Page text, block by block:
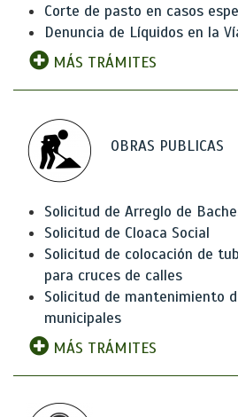
Corte de pasto en casos
Denuncia de Líquidos en la
MÁS TRÁMITES
OBRAS PUBLICAS
Solicitud de Arreglo de
Solicitud de Cloaca Social
Solicitud de colocación de
para cruces de calles
Solicitud de mantenimiento
municipales
MÁS TRÁMITES